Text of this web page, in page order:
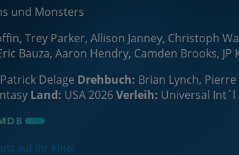
und Monsters
Trey Parker, Allison Janney, Christoph
Bauza, Aaron Hendry, Camden Brooks,
Delage Drehbuch: Brian Lynch,
Land: USA 2026Verleih: Universal Int´l
auf Ihr Kino!